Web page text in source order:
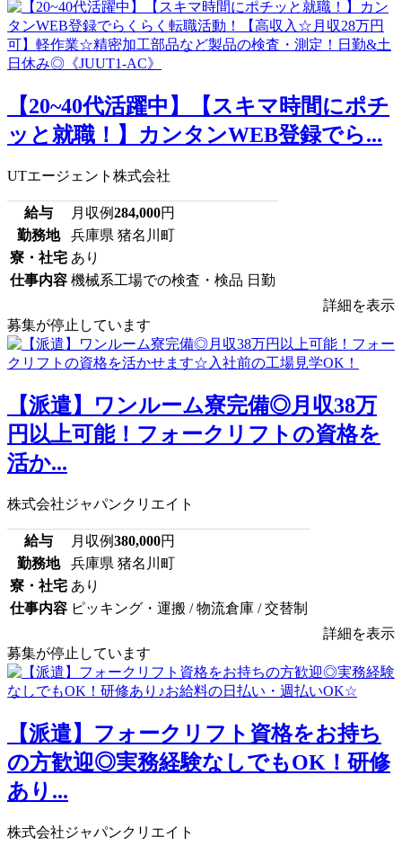
【20~40代活躍中】【スキマ時間にポチ
ッと就職！】カンタンWEB登録でら...
UTエージェント株式会社
給与 月収例284,000円
勤務地
兵庫県 猪名川町
寮・社宅 あり
仕事内容 機械系工場での検査・検品 日勤
詳細を表示
募集が停止しています
【派遣】ワンルーム寮完備◎月収38万
円以上可能！フォークリフトの資格を
活か...
株式会社ジャパンクリエイト
給与 月収例380,000円
勤務地
兵庫県 猪名川町
寮・社宅 あり
仕事内容 ピッキング・運搬 / 物流倉庫 / 交替制
詳細を表示
募集が停止しています
【派遣】フォークリフト資格をお持ち
の方歓迎◎実務経験なしでもOK！研修
あり...
株式会社ジャパンクリエイト